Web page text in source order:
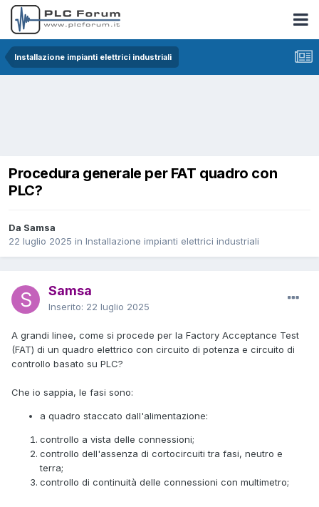
Installazione impianti elettrici industriali
Procedura generale per FAT quadro con
PLC?
Da Samsa
22 luglio 2025 in Installazione impianti elettrici industriali
Samsa
Inserito: 22 luglio 2025
A grandi linee, come si procede per la Factory Acceptance Test
(FAT) di un quadro elettrico con circuito di potenza e circuito di
controllo basato su PLC?
Che io sappia, le fasi sono:
a quadro staccato dall'alimentazione:
controllo a vista delle connessioni;
controllo dell'assenza di cortocircuiti tra fasi, neutro e
terra;
controllo di continuità delle connessioni con multimetro;